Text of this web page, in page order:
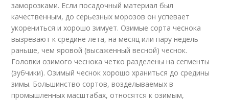
заморозками. Если посадочный материал был
качественным, до серьезных морозов он успевает
укорениться и хорошо зимует. Озимые сорта чеснока
вызревают к средине лета, на месяц или пару недель
раньше, чем яровой (высаженный весной) чеснок.
Головки озимого чеснока четко разделены на сегменты
(зубчики). Озимый чеснок хорошо храниться до средины
зимы. Большинство сортов, возделываемых в
промышленных масштабах, относятся к озимым,